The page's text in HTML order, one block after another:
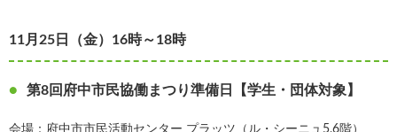
11月25日（金）16時～18時
第8回府中市民協働まつり準備日【学生・団体対象】
会場：府中市市民活動センター プラッツ（ル・シーニュ5,6階）